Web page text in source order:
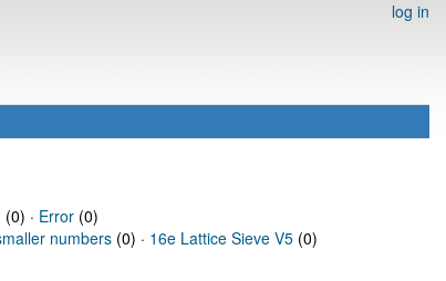
log in
(0) · Error(0)
numbers (0) · 16e Lattice Sieve V5 (0)